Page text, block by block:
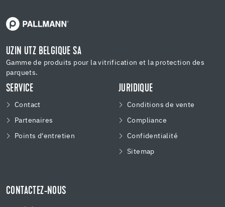
UZIN UTZ BELGIQUE SA
Gamme de produits pour la vitrification et la protection des
parquets.
SERVICE
Contact
Partenaires
Points d'entretien
JURIDIQUE
Conditions de vente
Compliance
Confidentialité
Sitemap
CONTACTEZ-NOUS